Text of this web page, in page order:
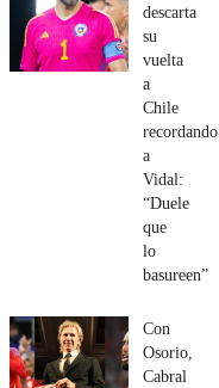
descarta
su
vuelta
a
Chile
recordando
a
Vidal:
“Duele
que
lo
basureen”
Con
Osorio,
Cabral